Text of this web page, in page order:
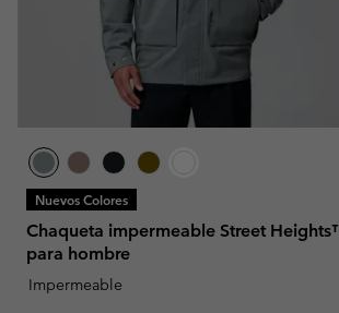
Nuevos Colores
Chaqueta impermeable Street
para hombre
Impermeable